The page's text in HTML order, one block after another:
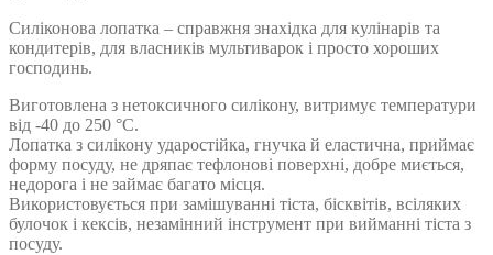
Силіконова лопатка – справжня знахідка для кулінарів та
кондитерів, для власників мультиварок і просто хороших
господинь.
Виготовлена з нетоксичного силікону, витримує температури
від -40 до 250 °С.
Лопатка з силікону ударостійка, гнучка й еластична, приймає
форму посуду, не дряпає тефлонові поверхні, добре миється,
недорога і не займає багато місця.
Використовується при замішуванні тіста, бісквітів, всіляких
булочок і кексів, незамінний інструмент при вийманні тіста з
посуду.